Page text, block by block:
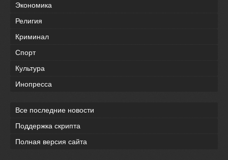
Экономика
Религия
Криминал
Спорт
Культура
Инопресса
Все последние новости
Поддержка скрипта
Полная версия сайта